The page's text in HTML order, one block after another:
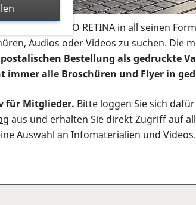
der PRO RETINA in all seinen
Audios oder Videos zu suchen. Die
postalischen Bestellung als gedruckte
immer alle Broschüren und Flyer in
für Mitglieder. Bitte loggen Sie sich
aus und erhalten Sie direkt Zugriff auf
Auswahl an Infomaterialien und Videos.